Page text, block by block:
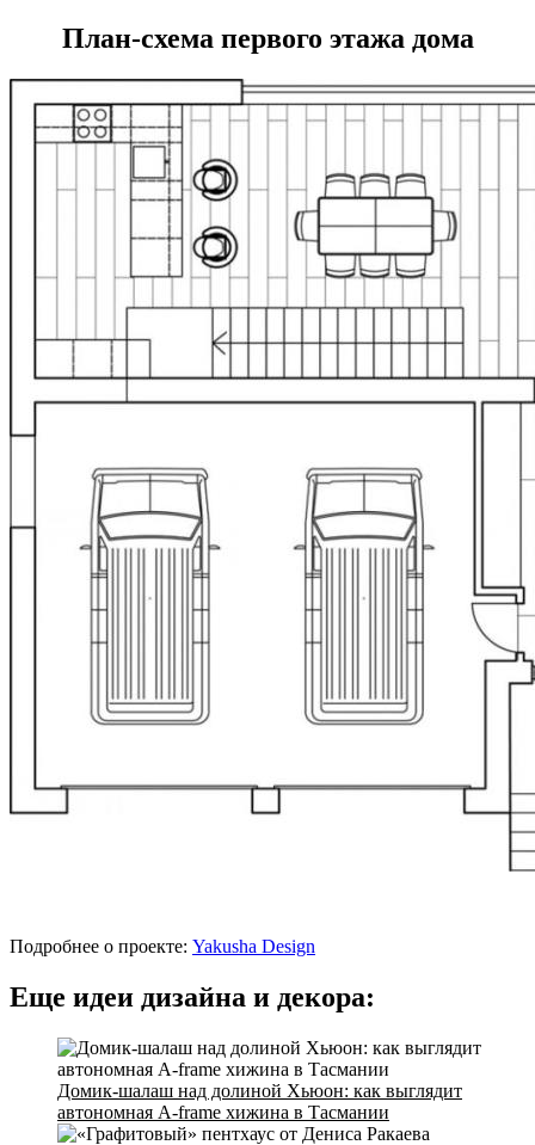
План-схема первого этажа дома
Подробнее о проекте: Yakusha Design
Еще идеи дизайна и декора:
Домик-шалаш над долиной Хьюон: как выглядит
автономная A-frame хижина в Тасмании